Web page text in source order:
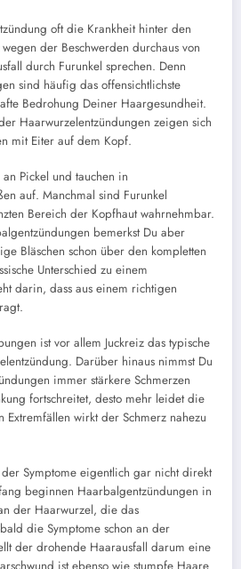
oft die Krankheit hinter den
der Beschwerden durchaus von
durch Furunkel sprechen. Denn
sind häufig das offensichtlichste
Bedrohung Deiner Haargesundheit.
Haarwurzelentzündungen zeigen sich
mit Eiter auf dem Kopf.
Pickel und tauchen in
auf. Manchmal sind Furunkel
Bereich der Kopfhaut wahrnehmbar.
bemerkst Du aber
Bläschen schon über den kompletten
Unterschied zu einem
darin, dass aus einem richtigen
ist vor allem Juckreiz das typische
Darüber hinaus nimmst Du
immer stärkere Schmerzen
fortschreitet, desto mehr leidet die
Extremfällen wirkt der Schmerz nahezu
Symptome eigentlich gar nicht direkt
beginnen Haarbalgentzündungen in
der Haarwurzel, die das
die Symptome schon an der
der drohende Haarausfall darum eine
ist ebenso wie stumpfe Haare